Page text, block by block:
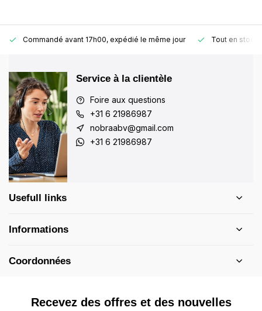
Commandé avant 17h00, expédié le même jour Tout en stock
Service à la clientèle
Foire aux questions
+31 6 21986987
nobraabv@gmail.com
+31 6 21986987
Usefull links
Informations
Coordonnées
Recevez des offres et des nouvelles